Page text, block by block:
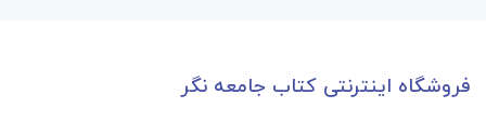
فروشگاه اینترنتی کتاب جامعه نگر